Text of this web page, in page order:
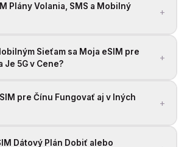
Plány Volania, SMS a Mobilný
+
Sieťam sa Moja eSIM pre
Je 5G v Cene?
+
pre Čínu Fungovať aj v Iných
+
Dátový Plán Dobiť alebo